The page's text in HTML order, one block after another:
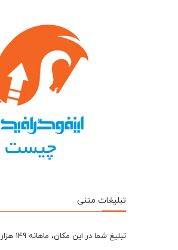
تبلیغات متنی
تبلیغ شما در این مکان، ماهانه 149 هزار تومان